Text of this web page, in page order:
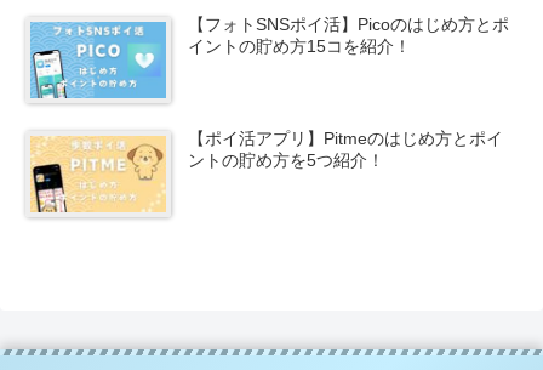
【フォトSNSポイ活】Picoのはじめ方とポ
イントの貯め方15コを紹介！
【ポイ活アプリ】Pitmeのはじめ方とポイ
ントの貯め方を5つ紹介！